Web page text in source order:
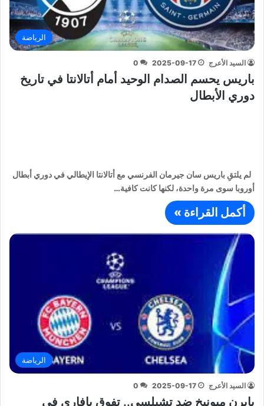
الرياضة
السيد الأعرج 2025-09-17
0
باريس يحسم الصدام الوحيد أمام أتالانتا في تاريخ
دوري الأبطال
لم يلتقِ باريس سان جيرمان الفرنسي مع أتالانتا الإيطالي في دوري أبطال
أوروبا سوى مرة واحدة، لكنها كانت كافية…
أكمل القراءة »
الرياضة
السيد الأعرج 2025-09-17
0
بايرن ميونيخ ضد تشيلسي.. تفوق بافاري في